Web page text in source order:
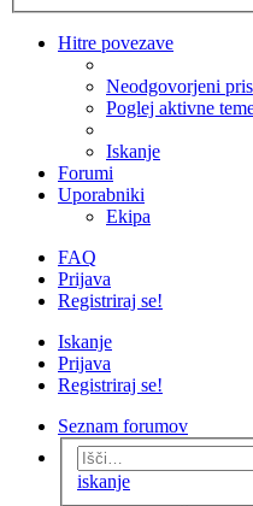
Hitre povezave
Neodgovorjeni
Poglej aktivne
Iskanje
Forumi
Uporabniki
Ekipa
FAQ
Prijava
Registriraj se!
Iskanje
Prijava
Registriraj se!
Seznam forumov
iskanje